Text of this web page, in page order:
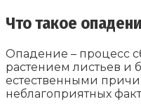
Что такое
Опадение – процесс
растением листьев и
естественными
неблагоприятных